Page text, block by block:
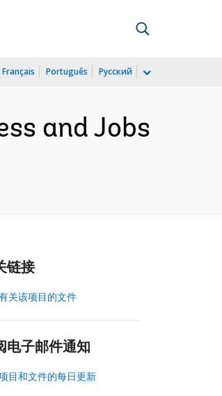
Français Português Русский
and Jobs
链接
关该项目的文件
电子邮件通知
目和文件的每日更新